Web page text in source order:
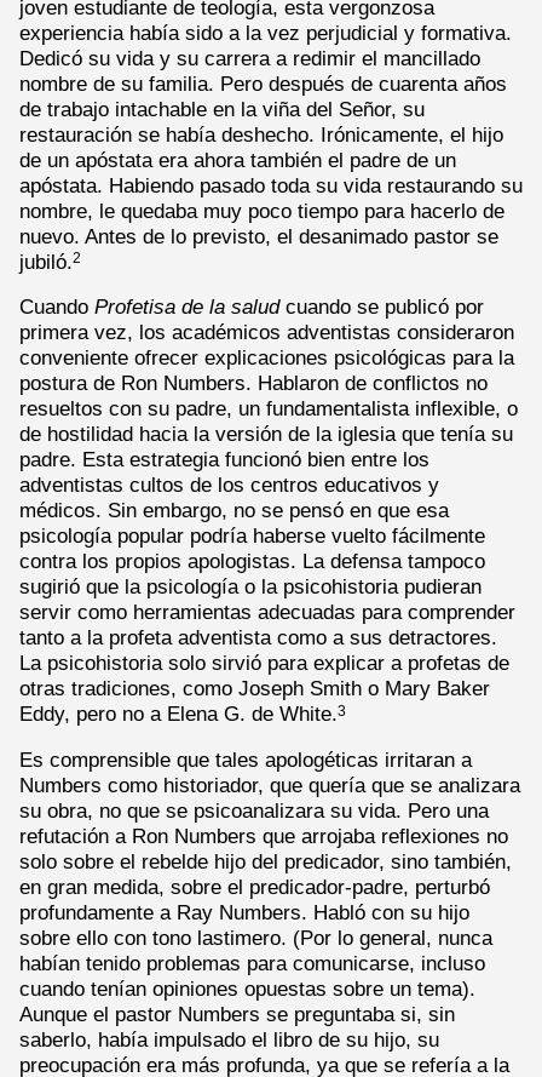
joven estudiante de teología, esta vergonzosa
experiencia había sido a la vez perjudicial y formativa.
Dedicó su vida y su carrera a redimir el mancillado
nombre de su familia. Pero después de cuarenta años
de trabajo intachable en la viña del Señor, su
restauración se había deshecho. Irónicamente, el hijo
de un apóstata era ahora también el padre de un
apóstata. Habiendo pasado toda su vida restaurando su
nombre, le quedaba muy poco tiempo para hacerlo de
nuevo. Antes de lo previsto, el desanimado pastor se
jubiló.2
Cuando Profetisa de la saludcuando se publicó por
primera vez, los académicos adventistas consideraron
conveniente ofrecer explicaciones psicológicas para la
postura de Ron Numbers. Hablaron de conflictos no
resueltos con su padre, un fundamentalista inflexible, o
de hostilidad hacia la versión de la iglesia que tenía su
padre. Esta estrategia funcionó bien entre los
adventistas cultos de los centros educativos y
médicos. Sin embargo, no se pensó en que esa
psicología popular podría haberse vuelto fácilmente
contra los propios apologistas. La defensa tampoco
sugirió que la psicología o la psicohistoria pudieran
servir como herramientas adecuadas para comprender
tanto a la profeta adventista como a sus detractores.
La psicohistoria solo sirvió para explicar a profetas de
otras tradiciones, como Joseph Smith o Mary Baker
Eddy, pero no a Elena G. de White.3
Es comprensible que tales apologéticas irritaran a
Numbers como historiador, que quería que se analizara
su obra, no que se psicoanalizara su vida. Pero una
refutación a Ron Numbers que arrojaba reflexiones no
solo sobre el rebelde hijo del predicador, sino también,
en gran medida, sobre el predicador-padre, perturbó
profundamente a Ray Numbers. Habló con su hijo
sobre ello con tono lastimero. (Por lo general, nunca
habían tenido problemas para comunicarse, incluso
cuando tenían opiniones opuestas sobre un tema).
Aunque el pastor Numbers se preguntaba si, sin
saberlo, había impulsado el libro de su hijo, su
preocupación era más profunda, ya que se refería a la